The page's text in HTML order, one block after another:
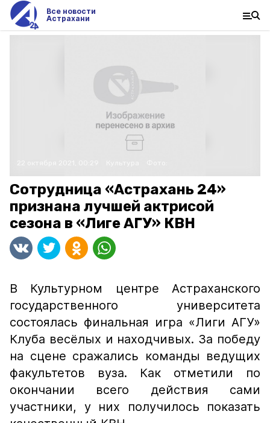
Все новости
Астрахани
Сотрудница «Астрахань 24»
признана лучшей актрисой
сезона в «Лиге АГУ» КВН
В Культурном центре Астраханского
государственного университета
состоялась финальная игра «Лиги АГУ»
Клуба весёлых и находчивых. За победу
на сцене сражались команды ведущих
факультетов вуза. Как отметили по
окончании всего действия сами
участники, у них получилось показать